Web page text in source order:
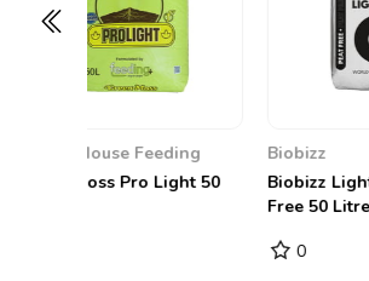
Mix Peat
Biobizz
Biobizz All-Mix Peat Free